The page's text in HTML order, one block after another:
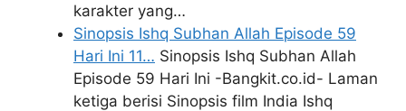
karakter yang…
Sinopsis Ishq Subhan Allah Episode 59
Hari Ini 11… Sinopsis Ishq Subhan Allah
Episode 59 Hari Ini -Bangkit.co.id- Laman
ketiga berisi Sinopsis film India Ishq